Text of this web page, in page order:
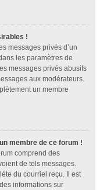
!
messages privés d’un
les paramètres de
messages privés abusifs
aux modérateurs.
un membre
membre de ce forum !
comprend des
de tels messages.
du courriel reçu. Il est
informations sur